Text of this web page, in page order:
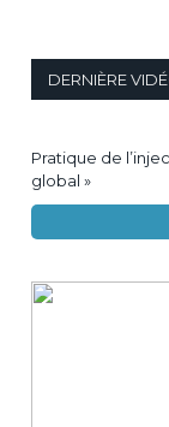
DERNIÈRE
Pratique de
global »